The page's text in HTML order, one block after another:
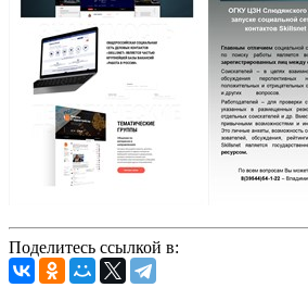
Поделитесь ссылкой в: